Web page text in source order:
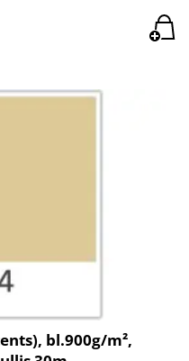
bl.900g/m²,